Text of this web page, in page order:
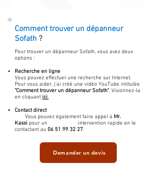
Comment trouver un dépanneur
Sofath ?
Pour trouver un dépanneur Sofath, vous avez deux
options :
Recherche en ligne
Vous pouvez effectuer une recherche sur Internet.
Pour vous aider, j'ai créé une vidéo YouTube intitulée
"Comment trouver un dépanneur Sofath". Visionnez-la
en cliquant ici.
Contact direct
Vous pouvez également faire appel à Mr.
Kassi pour un intervention rapide en le
contactant au 06 51 99 32 27.
Demander un devis